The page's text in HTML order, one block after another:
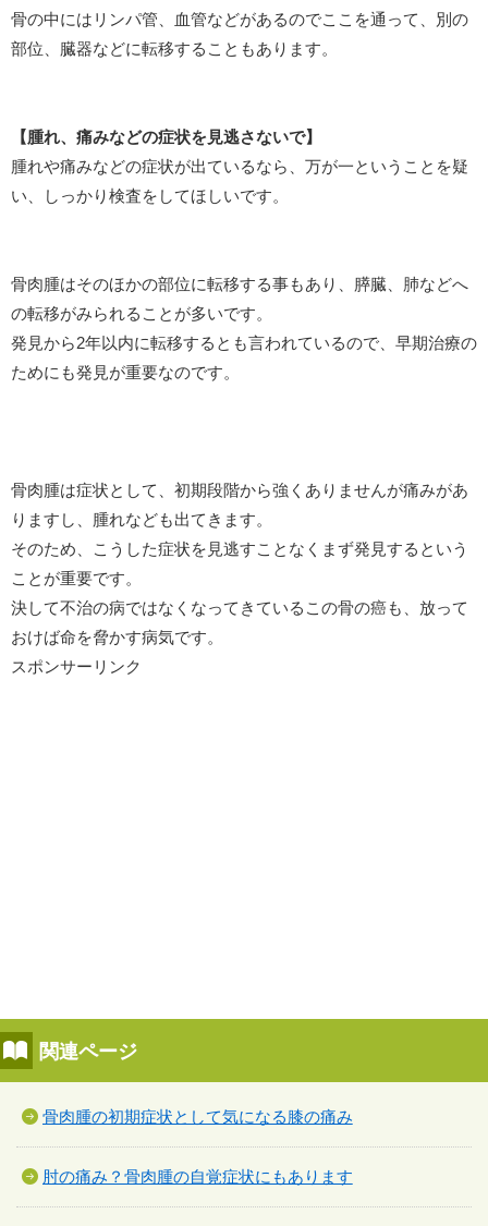
骨の中にはリンパ管、血管などがあるのでここを通って、別の
部位、臓器などに転移することもあります。
【腫れ、痛みなどの症状を見逃さないで】
腫れや痛みなどの症状が出ているなら、万が一ということを疑
い、しっかり検査をしてほしいです。
骨肉腫はそのほかの部位に転移する事もあり、膵臓、肺などへ
の転移がみられることが多いです。
発見から2年以内に転移するとも言われているので、早期治療の
ためにも発見が重要なのです。
骨肉腫は症状として、初期段階から強くありませんが痛みがあ
りますし、腫れなども出てきます。
そのため、こうした症状を見逃すことなくまず発見するという
ことが重要です。
決して不治の病ではなくなってきているこの骨の癌も、放って
おけば命を脅かす病気です。
スポンサーリンク
関連ページ
骨肉腫の初期症状として気になる膝の痛み
肘の痛み？骨肉腫の自覚症状にもあります